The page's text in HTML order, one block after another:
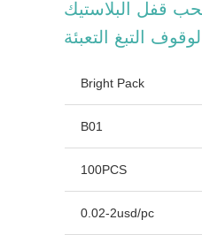
قفل البلاستيك
الوقوف التبغ التعبئة
Bright Pack
B01
100PCS
0.02-2usd/pc